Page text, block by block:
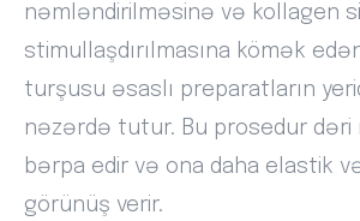
nəmləndirilməsinə və kollagen
stimullaşdırılmasına kömək
turşusu əsaslı preparatların
nəzərdə tutur. Bu prosedur dəri
bərpa edir və ona daha elastik
görünüş verir.